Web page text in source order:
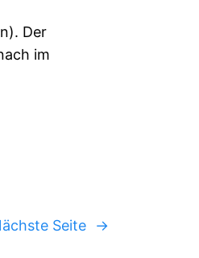
Der
im
Seite →